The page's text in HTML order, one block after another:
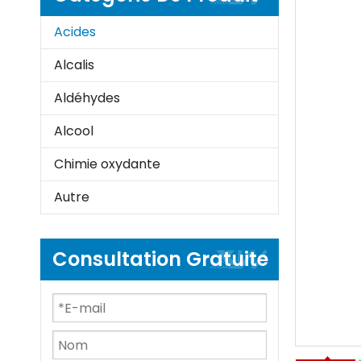
Acides
Alcalis
Aldéhydes
Alcool
Chimie oxydante
Autre
Consultation Gratuite